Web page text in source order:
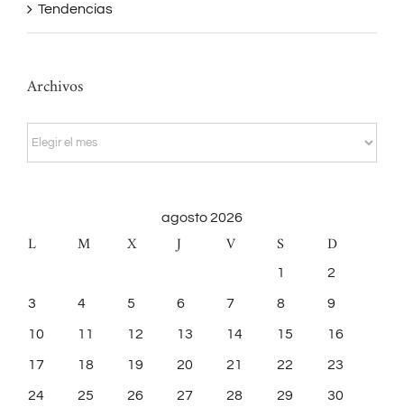
Tendencias
Archivos
Archivos
agosto 2026
L M X J V S D
1 2
3 4 5 6 7 8 9
10 11 12 13 14 15 16
17 18 19 20 21 22 23
24 25 26 27 28 29 30